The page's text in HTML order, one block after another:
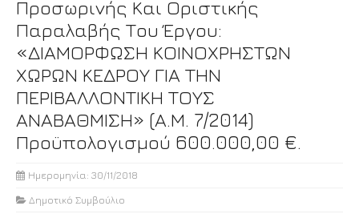
Προσωρινής Και Οριστικής
Παραλαβής Του Έργου:
«ΔΙΑΜΟΡΦΩΣΗ ΚΟΙΝΟΧΡΗΣΤΩΝ
ΧΩΡΩΝ ΚΕΔΡΟΥ ΓΙΑ ΤΗΝ
ΠΕΡΙΒΑΛΛΟΝΤΙΚΗ ΤΟΥΣ
ΑΝΑΒΑΘΜΙΣΗ» (Α.Μ. 7/2014)
Προϋπολογισμού 600.000,00 €.
Ημερομηνία: 30/11/2018
Δημοτικό Συμβούλιο